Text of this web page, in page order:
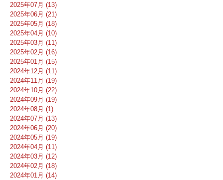
2025年07月 (13)
2025年06月 (21)
2025年05月 (18)
2025年04月 (10)
2025年03月 (11)
2025年02月 (16)
2025年01月 (15)
2024年12月 (11)
2024年11月 (19)
2024年10月 (22)
2024年09月 (19)
2024年08月 (1)
2024年07月 (13)
2024年06月 (20)
2024年05月 (19)
2024年04月 (11)
2024年03月 (12)
2024年02月 (18)
2024年01月 (14)